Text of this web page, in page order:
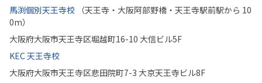
馬渕個別天王寺校
（天王寺・大阪阿部野橋・天王寺駅前駅から 10
0m）
大阪府大阪市天王寺区堀越町16-10 大信ビル5F
KEC 天王寺校
大阪府大阪市天王寺区悲田院町7-3 大京天王寺ビル8F